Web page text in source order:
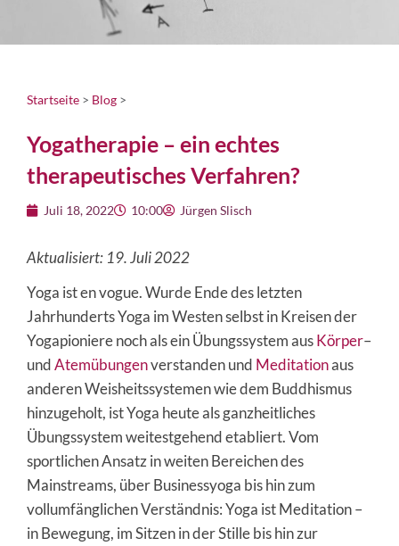
Startseite > Blog >
Yogatherapie – ein echtes
therapeutisches Verfahren?
Juli 18, 2022 10:00 Jürgen Slisch
Aktualisiert: 19. Juli 2022
Yoga ist en vogue. Wurde Ende des letzten
Jahrhunderts Yoga im Westen selbst in Kreisen der
Yogapioniere noch als ein Übungssystem ausKörper–
undAtemübungenverstanden und Meditationaus
anderen Weisheitssystemen wie dem Buddhismus
hinzugeholt, ist Yoga heute als ganzheitliches
Übungssystem weitestgehend etabliert. Vom
sportlichen Ansatz in weiten Bereichen des
Mainstreams, über Businessyoga bis hin zum
vollumfänglichen Verständnis: Yoga ist Meditation –
in Bewegung, im Sitzen in der Stille bis hin zur